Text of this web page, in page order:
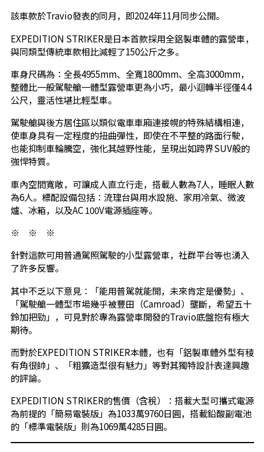
該車款於Travio發表的同月，即2024年11月同步公開。
EXPEDITION STRIKER是日本首款採用全鋁製車體的露營車，
與同類型傳統車款相比減輕了150公斤之多。
車身尺碼為：全長4955mm、全寬1800mm、全高3000mm，
整體比一般駕駛艙一體型露營車更為小巧，最小迴轉半徑僅4.4
公尺，靈活性堪比輕型車。
駕駛艙與後方居住區以類似電車車廂連接幌的特殊結構相連，
使車身具有一定程度的扭曲彈性，即使在不平整的路面行駛，
也能抑制車輪騰空，強化其越野性能，呈現出如跨界SUV般的
強悍特質。
車內空間寬敞，可讓成人直立行走，搭載人數為7人，睡眠人數
為6人。標配設備包括：流理台與用水設施、家用冷氣、微波
爐、冰箱，以及AC 100V電源插座等。
※ ※ ※
針對這款可用普通駕照駕駛的小型露營車，社群平台等也湧入
了許多反響。
其中不乏以下意見：「能用普駕就能開，未來肯定是優勢」、
「駕駛艙一體型市場幾乎被豐田（Camroad）壟斷，希望五十
鈴加把勁」，可見對於專為露營車開發的Travio底盤抱有極大
期待。
而對於EXPEDITION STRIKER本體，也有「鋁製車體外型有稜
有角很帥」、「粗獷造型很有魅力」等對其獨特設計表達興趣
的評論。
EXPEDITION STRIKER的售價（含稅）：搭載大型可攜式電源
為前提的「簡易電裝版」為1033萬9760日圓，搭載鉛酸副電池
的「標準電裝版」則為1069萬4285日圓。